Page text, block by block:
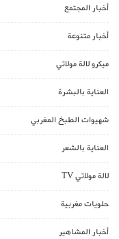
أخبار المجتمع
أخبار متنوعة
ميكرو لالة مولاتي
العناية بالبشرة
شهيوات الطبخ المغربي
العناية بالشعر
لالة مولاتي TV
حلويات مغربية
أخبار المشاهير